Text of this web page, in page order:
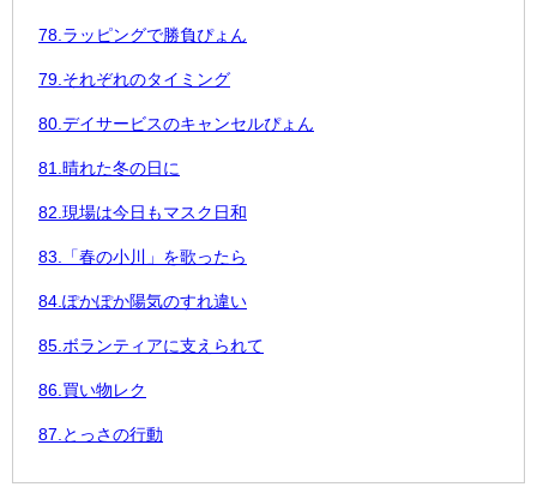
78.ラッピングで勝負ぴょん
79.それぞれのタイミング
80.デイサービスのキャンセルぴょん
81.晴れた冬の日に
82.現場は今日もマスク日和
83.「春の小川」を歌ったら
84.ぽかぽか陽気のすれ違い
85.ボランティアに支えられて
86.買い物レク
87.とっさの行動